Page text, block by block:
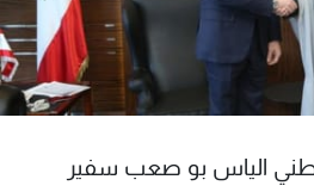
الياس بو صعب سفير